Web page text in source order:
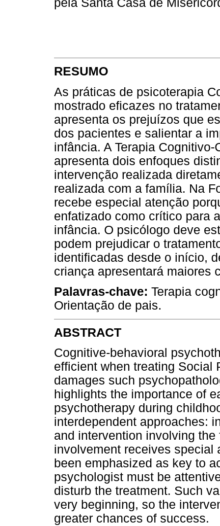
RESUMO
As práticas de psicoterapia
mostrado eficazes no
apresenta os prejuízos que
dos pacientes e salientar a
infância. A Terapia
apresenta dois enfoques
intervenção realizada
realizada com a família. Na
recebe especial atenção
enfatizado como crítico para
infância. O psicólogo deve
podem prejudicar o
identificadas desde o início,
criança apresentará maiores
Palavras-chave: Terapia
Orientação de pais.
ABSTRACT
Cognitive-behavioral
efficient when treating Social
damages such
highlights the importance of
psychotherapy during
interdependent approaches:
and intervention involving the
involvement receives special
been emphasized as key to
psychologist must be
disturb the treatment. Such
very beginning, so the
greater chances of success.